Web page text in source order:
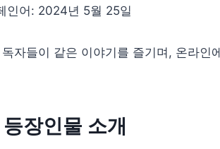
인어: 2024년 5월 25일
자들이 같은 이야기를 즐기며, 온라인
장인물 소개